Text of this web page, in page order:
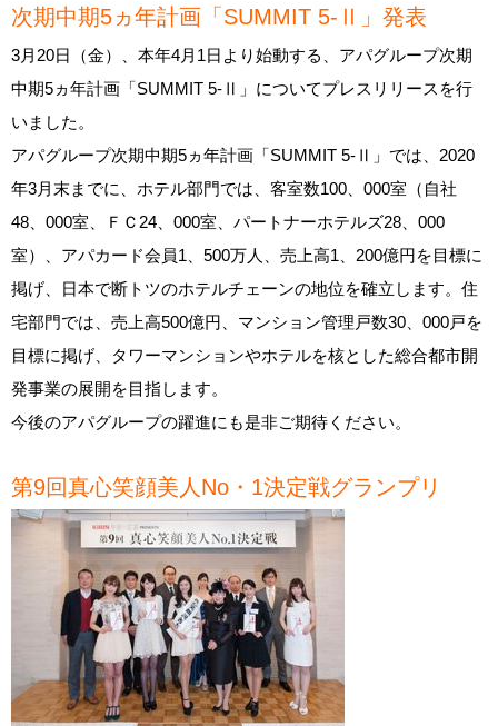
次期中期5ヵ年計画「SUMMIT 5‐Ⅱ」発表
3月20日（金）、本年4月1日より始動する、アパグループ次期
中期5ヵ年計画「SUMMIT 5‐Ⅱ」についてプレスリリースを行
いました。
アパグループ次期中期5ヵ年計画「SUMMIT 5‐Ⅱ」では、2020
年3月末までに、ホテル部門では、客室数100、000室（自社
48、000室、ＦＣ24、000室、パートナーホテルズ28、000
室）、アパカード会員1、500万人、売上高1、200億円を目標に
掲げ、日本で断トツのホテルチェーンの地位を確立します。住
宅部門では、売上高500億円、マンション管理戸数30、000戸を
目標に掲げ、タワーマンションやホテルを核とした総合都市開
発事業の展開を目指します。
今後のアパグループの躍進にも是非ご期待ください。
第9回真心笑顔美人No・1決定戦グランプリ